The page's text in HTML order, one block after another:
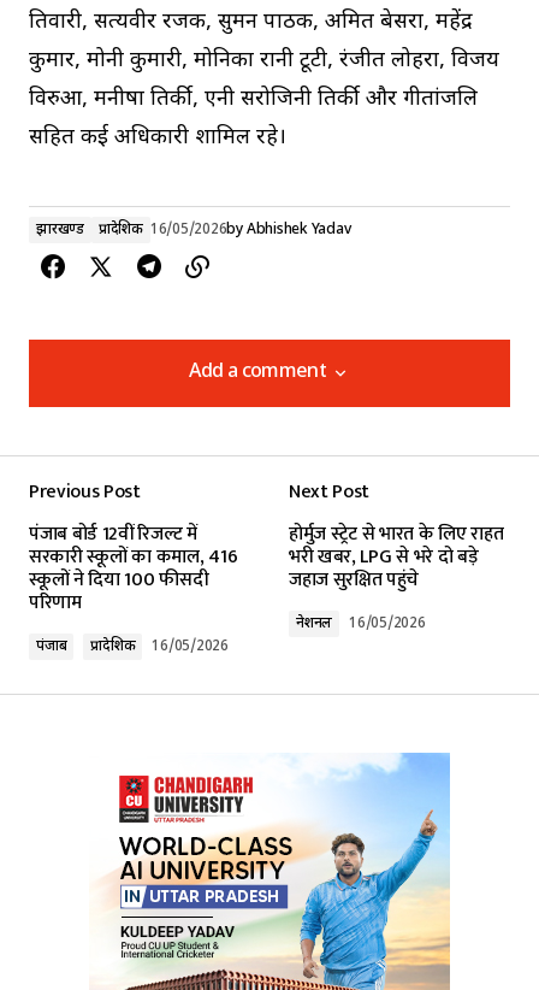
तिवारी, सत्यवीर रजक, सुमन पाठक, अमित बेसरा, महेंद्र
कुमार, मोनी कुमारी, मोनिका रानी टूटी, रंजीत लोहरा, विजय
विरुआ, मनीषा तिर्की, एनी सरोजिनी तिर्की और गीतांजलि
सहित कई अधिकारी शामिल रहे।
झारखण्ड प्रादेशिक 16/05/2026byAbhishek Yadav
Add a comment
Add a comment
Required fields are marked*
Comment
Your E-mail*
Submit Comment
Previous Post
पंजाब बोर्ड 12वीं रिजल्ट में
सरकारी स्कूलों का कमाल, 416
स्कूलों ने दिया 100 फीसदी
परिणाम
पंजाब प्रादेशिक 16/05/2026
Next Post
होर्मुज स्ट्रेट से भारत के लिए राहत
भरी खबर, LPG से भरे दो बड़े
जहाज सुरक्षित पहुंचे
नेशनल 16/05/2026